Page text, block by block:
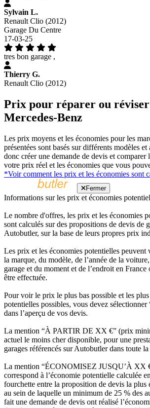
Sylvain L.
Renault Clio (2012)
Garage Du Centre
17-03-25
tres bon garage ,
Thierry G.
Renault Clio (2012)
Prix pour réparer ou
Mercedes-Benz
Les prix moyens et les économies pour les
présentées sont basés sur différents modèles
donc créer une demande de devis et
votre prix réel et les économies que vous
*Voir comment les prix et les économies sont
Fermer
Informations sur les prix et économies
Le nombre d'offres, les prix et les économies
sont calculés sur des propositions de devis de
Autobutler, sur la base de leurs propres prix
Les prix et les économies potentielles peuvent
la marque, du modèle, de l’année de la
garage et du moment et de l’endroit en
être effectuée.
Pour voir le prix le plus bas possible et les
potentielles possibles, vous devez sélectionner
dans l’aperçu de vos devis.
La mention “À PARTIR DE XX €” (prix
actuel le moins cher disponible, pour une
garages référencés sur Autobutler dans toute
La mention “ÉCONOMISEZ JUSQU’À XX
correspond à l’économie potentielle calculée
fourchette entre la proposition de devis la plus
au sein de laquelle un minimum de 25 % des
fait une demande de devis ont réalisé